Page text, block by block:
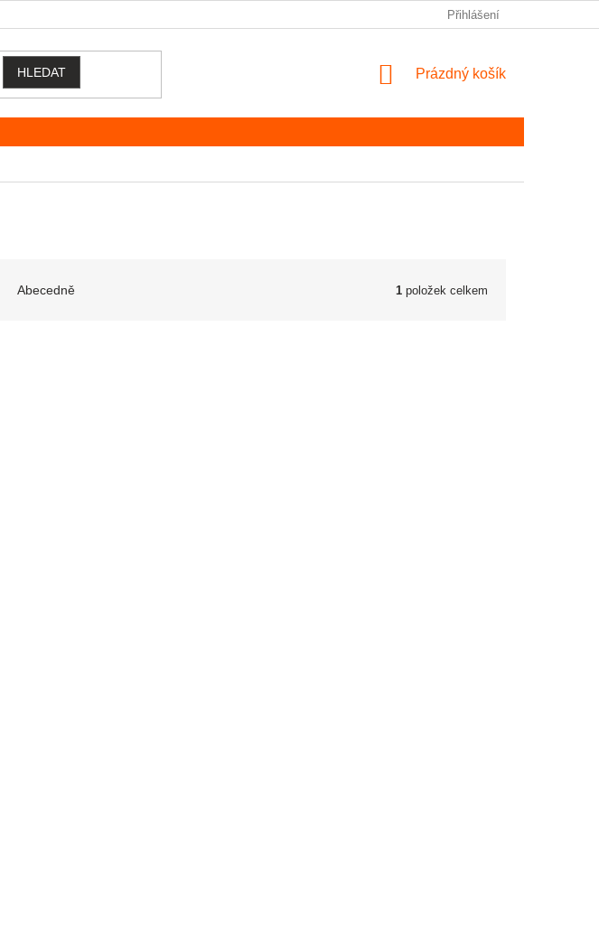
Přihlášení
HLEDAT NÁKUPNÍ KOŠÍK
Prázdný košík
Abecedně 1 položek celkem